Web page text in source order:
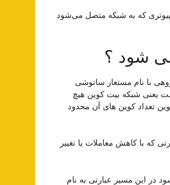
که به شبکه متصل می‌شود
شود ؟
در سال 2009 توسط فرد یا گروهی با نام مستعار ساتوشی
یعنی شبکه بیت کوین هیچ
تعداد کوین های آن محدود
که با کاهش معاملات یا تغییر
در این مسیر عبارتی به نام